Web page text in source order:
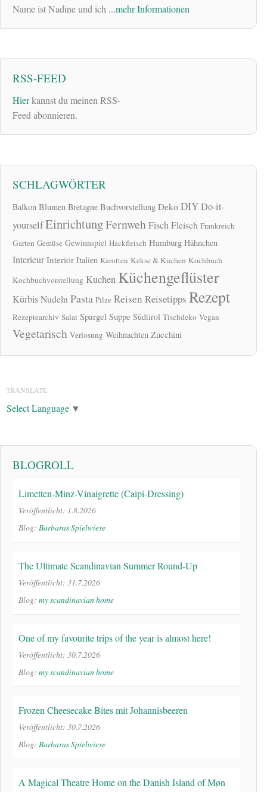
Name ist Nadine und ich ...mehr Informationen
RSS-FEED
Hierkannst du meinen RSS-
Feed abonnieren.
SCHLAGWÖRTER
Balkon Blumen Bretagne Buchvorstellung Deko DIYDo-it-
yourselfEinrichtungFernwehFischFleisch Frankreich
Garten Gemüse Gewinnspiel Hackfleisch Hamburg Hähnchen
Interieur Interior Italien Karotten Kekse & Kuchen Kochbuch
Kochbuchvorstellung Kuchen Küchengeflüster
KürbisNudelnPasta Pilze Reisen Reisetipps Rezept
Rezeptearchiv Salat Spargel Suppe Südtirol Tischdeko Vegan
Vegetarisch Verlosung Weihnachten Zucchini
TRANSLATE
Select Language ▼
BLOGROLL
Limetten-Minz-Vinaigrette (Caipi-Dressing)
Veröffentlicht: 1.8.2026
Blog: Barbaras Spielwiese
The Ultimate Scandinavian Summer Round-Up
Veröffentlicht: 31.7.2026
Blog: my scandinavian home
One of my favourite trips of the year is almost here!
Veröffentlicht: 30.7.2026
Blog: my scandinavian home
Frozen Cheesecake Bites mit Johannisbeeren
Veröffentlicht: 30.7.2026
Blog: Barbaras Spielwiese
A Magical Theatre Home on the Danish Island of Møn